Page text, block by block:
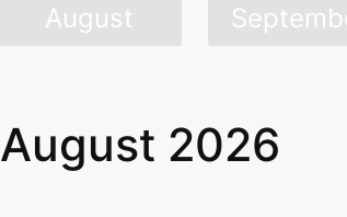
August
August 2026